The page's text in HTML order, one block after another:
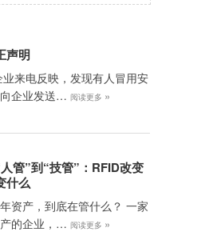
声明
来电反映，发现有人冒用安
企业发送… 阅读更多 »
管”到“技管”：RFID改变
什么
资产，到底在管什么？ 一家
的企业，… 阅读更多 »